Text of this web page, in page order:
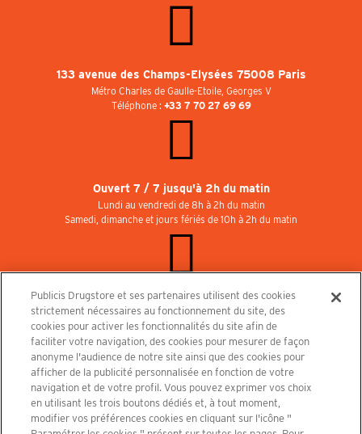
133 avenue des Champs-Elysées 75008 Paris
Métro Charles de Gaulle-Etoile, Georges V
Téléphone : +33 7 70 27 69 69
Ouvert 7 / 7 jusqu'à 2h du matin
Lundi au vendredi de 8h à 2h du matin
Samedi, dimanche et jours fériés de 10h à 2h du matin
Rejoignez-nous au Publicisdrugstore !
Nous recrutons pour les boutiques, le restaurant et le cinéma. Contactez-nous :
recrutement@publicisdrugstore.com
Conditions générales de vente
Mentions légales
Politique de Protection des Données Personnelles et Charte
Cookies
Publicis Drugstore et ses partenaires utilisent des cookies
strictement nécessaires au fonctionnement du site, des
cookies pour activer les fonctionnalités du site afin de
faciliter votre navigation, des cookies pour mesurer de façon
anonyme l'audience de notre site ainsi que des cookies pour
afficher de la publicité personnalisée en fonction de votre
navigation et de votre profil. Vous pouvez exprimer vos choix
en utilisant les trois boutons dédiés et, à tout moment,
modifier vos préférences cookies en cliquant sur l'icône "